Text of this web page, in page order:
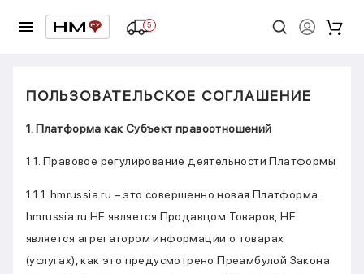
5
ПОЛЬЗОВАТЕЛЬСКОЕ СОГЛАШЕНИЕ
1. Платформа как Субъект правоотношений
1.1. Правовое регулирование деятельности Платформы
1.1.1. hmrussia.ru – это совершенно новая Платформа.
hmrussia.ru НЕ является Продавцом Товаров, НЕ
является агрегатором информации о товарах
(услугах), как это предусмотрено Преамбулой Закона